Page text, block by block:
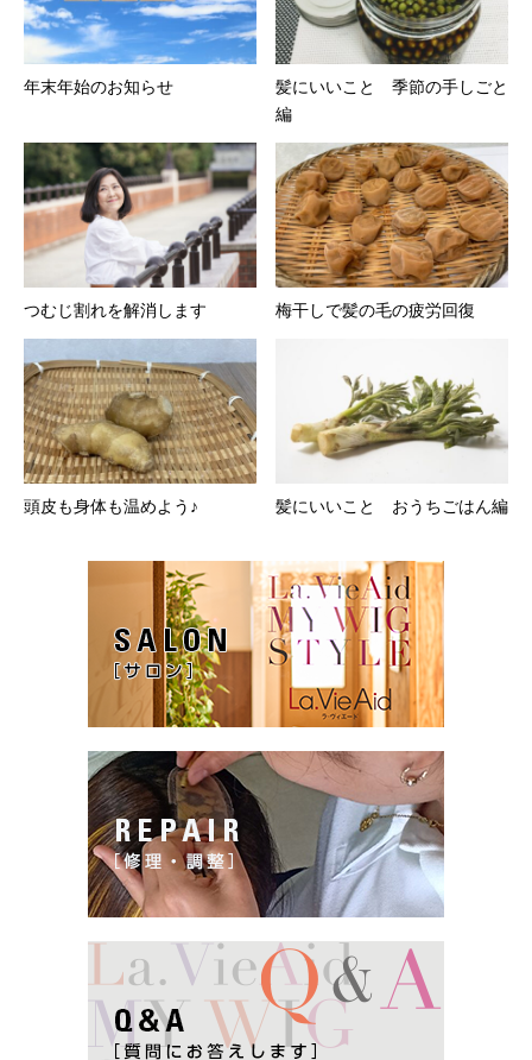
年末年始のお知らせ
髪にいいこと 季節の手しごと
編
つむじ割れを解消します 梅干しで髪の毛の疲労回復
頭皮も身体も温めよう♪ 髪にいいこと おうちごはん編